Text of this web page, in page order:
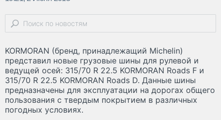
KORMORAN (бренд, принадлежащий Michelin)
представил новые грузовые шины для рулевой и
ведущей осей: 315/70 R 22.5 KORMORAN Roads F и
315/70 R 22.5 KORMORAN Roads D. Данные шины
предназначены для эксплуатации на дорогах общего
пользования с твердым покрытием в различных
погодных условиях.